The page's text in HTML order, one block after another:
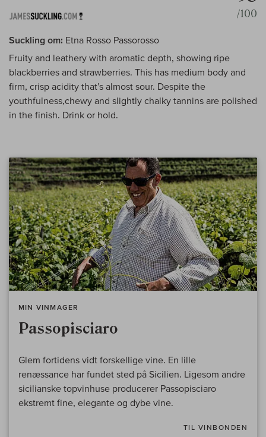
/100
Suckling om: Etna Rosso Passorosso
Fruity and leathery with aromatic depth, showing ripe
blackberries and strawberries. This has medium body and
firm, crisp acidity that’s almost sour. Despite the
youthfulness,chewy and slightly chalky tannins are polished
in the finish. Drink or hold.
MIN VINMAGER
Passopisciaro
Glem fortidens vidt forskellige vine. En lille
renæssance har fundet sted på Sicilien. Ligesom andre
sicilianske topvinhuse producerer Passopisciaro
ekstremt fine, elegante og dybe vine.
TIL VINBONDEN